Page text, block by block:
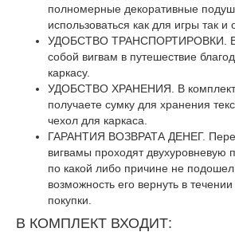
полномерные декоративные
использоваться как для игры так и
УДОБСТВО ТРАНСПОРТИРОВКИ.
собой вигвам в путешествие
каркасу.
УДОБСТВО ХРАНЕНИЯ. В
получаете сумку для хранения
чехол для каркаса.
ГАРАНТИЯ ВОЗВРАТА ДЕНЕГ.
вигвамы проходят двухуровневую
по какой либо причине не
возможность его вернуть в
покупки.
В КОМПЛЕКТ ВХОДИТ: